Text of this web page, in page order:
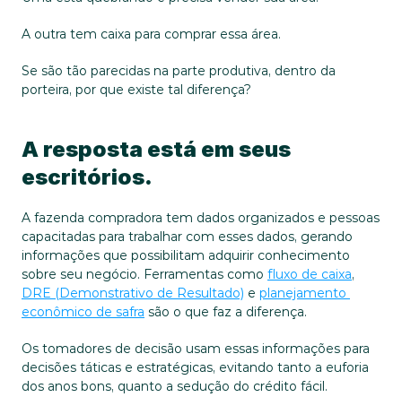
A outra tem caixa para comprar essa área.
Se são tão parecidas na parte produtiva, dentro da
porteira, por que existe tal diferença?
A resposta está em seus
escritórios.
A fazenda compradora tem dados organizados e pessoas
capacitadas para trabalhar com esses dados, gerando
informações que possibilitam adquirir conhecimento
sobre seu negócio. Ferramentas como fluxo de caixa
DRE (Demonstrativo de Resultado) e planejamento
econômico de safra são o que faz a diferença.
Os tomadores de decisão usam essas informações para
decisões táticas e estratégicas, evitando tanto a euforia
dos anos bons, quanto a sedução do crédito fácil.